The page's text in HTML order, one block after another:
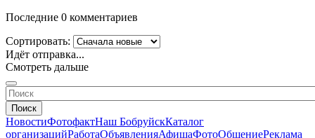
Последние 0 комментариев
Сортировать:
Идёт отправка...
Смотреть дальше
Поиск
НовостиФотофактНаш БобруйскКаталог
организацийРаботаОбъявленияАфишаФотоОбщениеРеклама